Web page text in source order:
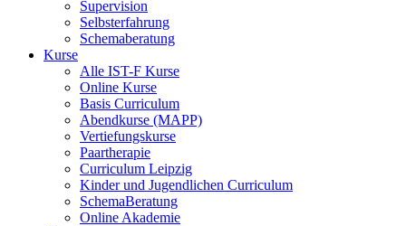
Supervision
Selbsterfahrung
Schemaberatung
Kurse
Alle IST-F Kurse
Online Kurse
Basis Curriculum
Abendkurse (MAPP)
Vertiefungskurse
Paartherapie
Curriculum Leipzig
Kinder und Jugendlichen Curriculum
SchemaBeratung
Online Akademie